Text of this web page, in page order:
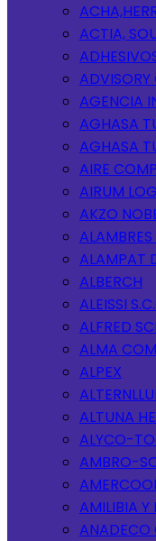
ACTIA,
ADVISORY
AGENCIA
AGHASA
AGHASA
AIRE
AIRUM
AKZO
ALAMPAT
ALBERCH
ALEISSI
ALFRED
ALMA
ALPEX
ALTUNA
ALYCO-
AMBRO-
AMILIBIA Y
ANADECO